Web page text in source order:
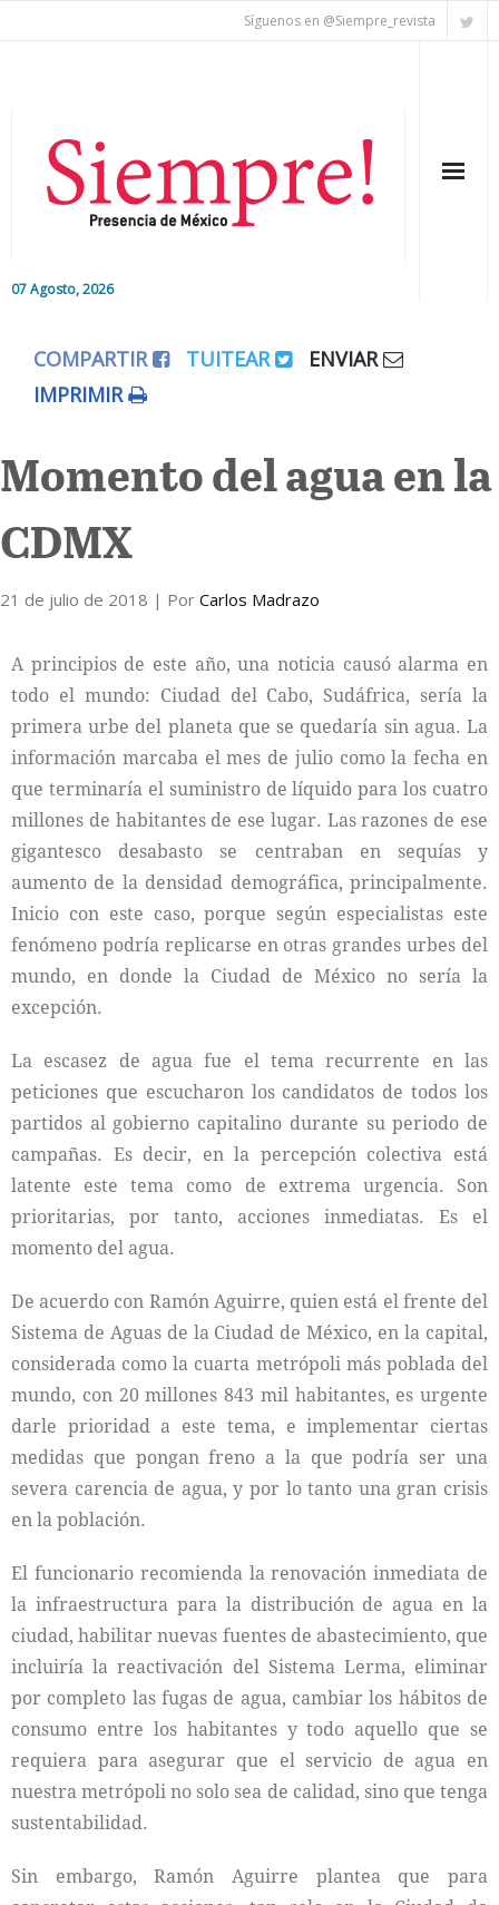
Síguenos en @Siempre_revista
07 Agosto, 2026
Editorial
Colaboradores
Internacional
Cultura
COMPARTIR TUITEAR
ENVIAR
IMPRIMIR
Momento del agua en la
CDMX
21 de julio de 2018 | Por Carlos Madrazo
A principios de este año, una noticia causó alarma en
todo el mundo: Ciudad del Cabo, Sudáfrica, sería la
primera urbe del planeta que se quedaría sin agua. La
información marcaba el mes de julio como la fecha en
que terminaría el suministro de líquido para los cuatro
millones de habitantes de ese lugar. Las razones de ese
gigantesco desabasto se centraban en sequías y
aumento de la densidad demográfica, principalmente.
Inicio con este caso, porque según especialistas este
fenómeno podría replicarse en otras grandes urbes del
mundo, en donde la Ciudad de México no sería la
excepción.
La escasez de agua fue el tema recurrente en las
peticiones que escucharon los candidatos de todos los
partidos al gobierno capitalino durante su periodo de
campañas. Es decir, en la percepción colectiva está
latente este tema como de extrema urgencia. Son
prioritarias, por tanto, acciones inmediatas. Es el
momento del agua.
De acuerdo con Ramón Aguirre, quien está el frente del
Sistema de Aguas de la Ciudad de México, en la capital,
considerada como la cuarta metrópoli más poblada del
mundo, con 20 millones 843 mil habitantes, es urgente
darle prioridad a este tema, e implementar ciertas
medidas que pongan freno a la que podría ser una
severa carencia de agua, y por lo tanto una gran crisis
en la población.
El funcionario recomienda la renovación inmediata de
la infraestructura para la distribución de agua en la
ciudad, habilitar nuevas fuentes de abastecimiento, que
incluiría la reactivación del Sistema Lerma, eliminar
por completo las fugas de agua, cambiar los hábitos de
consumo entre los habitantes y todo aquello que se
requiera para asegurar que el servicio de agua en
nuestra metrópoli no solo sea de calidad, sino que tenga
sustentabilidad.
Sin embargo, Ramón Aguirre plantea que para